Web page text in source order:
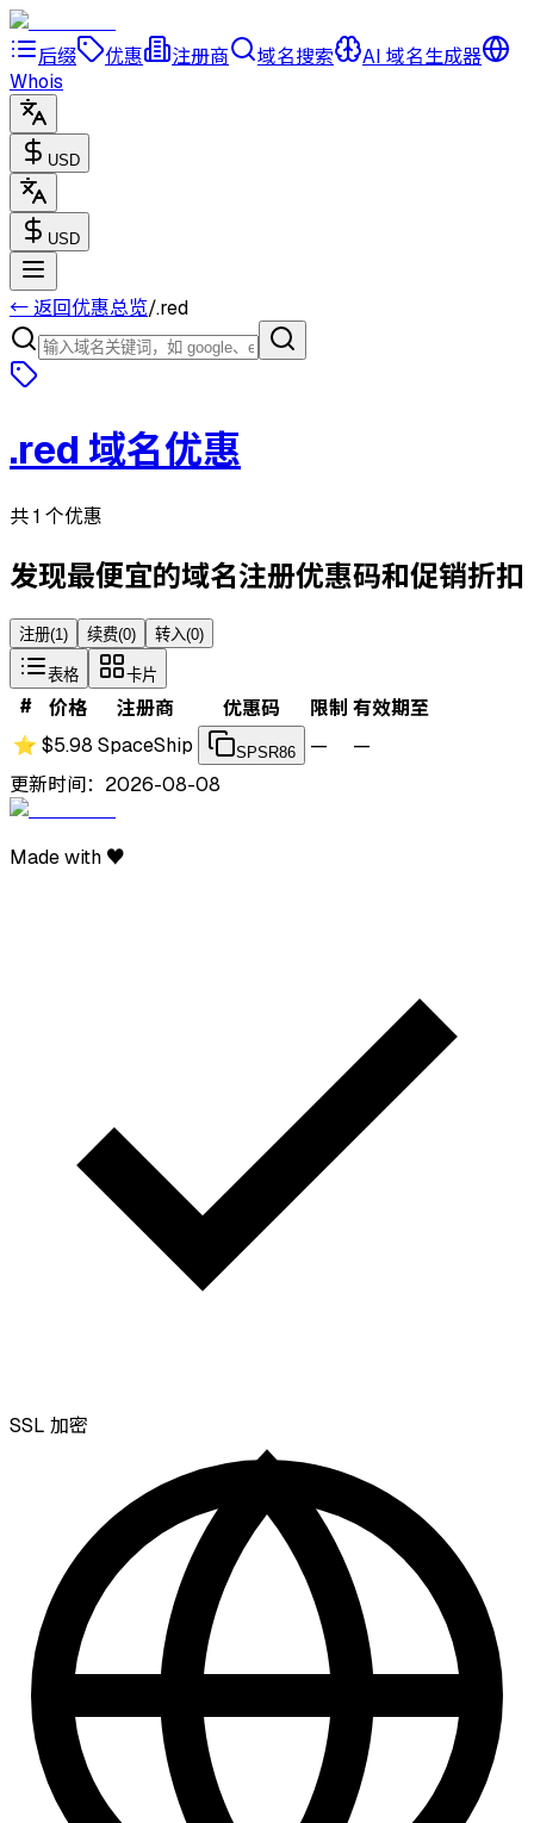
后缀 优惠 注册商 域名搜索
AI 域名生成器
Whois
USD
USD
← 返回优惠总览/.red
.red 域名优惠
共 1 个优惠
发现最便宜的域名注册优惠码和促销折扣
注册(1) 续费(0) 转入(0)
表格 卡片
# 价格 注册商 优惠码 限制 有效期至
⭐ $5.98 SpaceShip SPSR86 —
—
更新时间：2026-08-08
Made with ♥
SSL 加密